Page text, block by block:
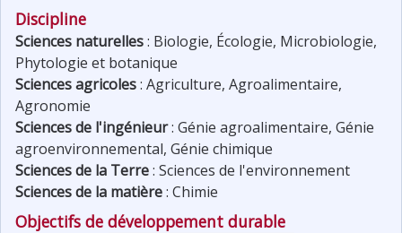
Discipline
Sciences naturelles: Biologie, Écologie, Microbiologie,
Phytologie et botanique
Sciences agricoles: Agriculture, Agroalimentaire,
Agronomie
Sciences de l'ingénieur: Génie agroalimentaire, Génie
agroenvironnemental, Génie chimique
Sciences de la Terre: Sciences de l'environnement
Sciences de la matière: Chimie
Objectifs de développement durable